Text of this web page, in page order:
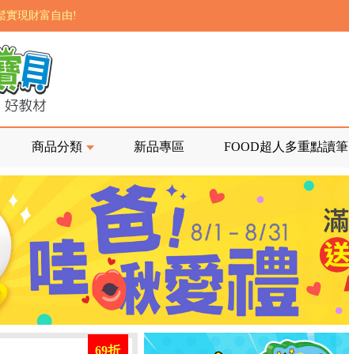
實現財富自由!
在訂單成立三天內通知客服 寄回發票需附上回郵郵票
招募中~
看『海外購物流程說明』
團暨FOOD超人企業總部」目前正興建中!
實現財富自由!
在訂單成立三天內通知客服 寄回發票需附上回郵郵票
招募中~
查看『海外購物流程說明』
商品分類 新品專區 FOOD超人多重點讀筆
69折